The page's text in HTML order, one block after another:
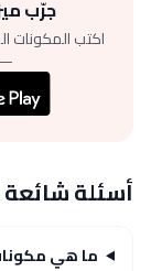
جرّب
اكتب المكونات
أسئلة
ما هي